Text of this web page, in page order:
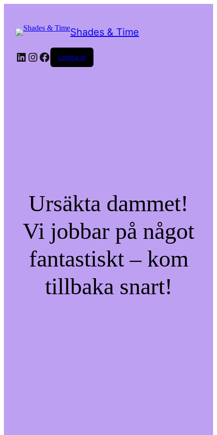
Shades & Time
LinkedIn
Instagram
Facebook
Logga in
Ursäkta dammet!
Vi jobbar på något
fantastiskt – kom
tillbaka snart!